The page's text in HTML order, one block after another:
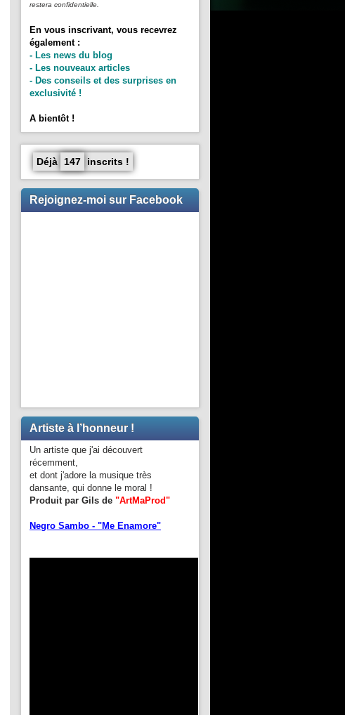
restera confidentielle.
En vous inscrivant, vous recevrez
également :
- Les news du blog
- Les nouveaux articles
- Des conseils et des surprises en
exclusivité !
A bientôt !
Déjà 147 inscrits !
Rejoignez-moi sur Facebook
Artiste à l’honneur !
Un artiste que j'ai découvert
récemment,
et dont j'adore la musique très
dansante, qui donne le moral !
Produit par Gils de "ArtMaProd"
Negro Sambo - "Me Enamore"